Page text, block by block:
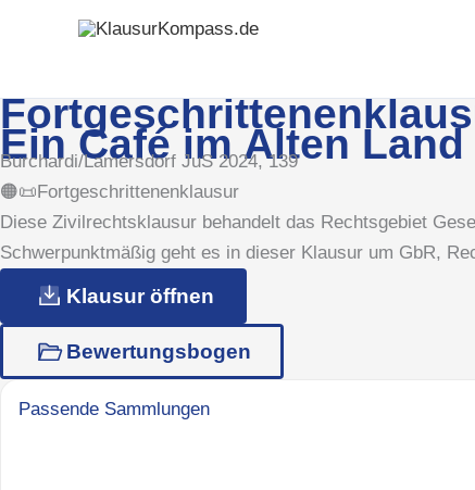
Ein Café im Alten Land
Burchardi/Lamersdorf JuS 2024, 139
🟠📜Fortgeschrittenenklausur
Diese Zivilrechtsklausur behandelt das Rechtsgebiet
Schwerpunktmäßig geht es in dieser Klausur um GbR,
Klausur öffnen
Bewertungsbogen
Passende Sammlungen